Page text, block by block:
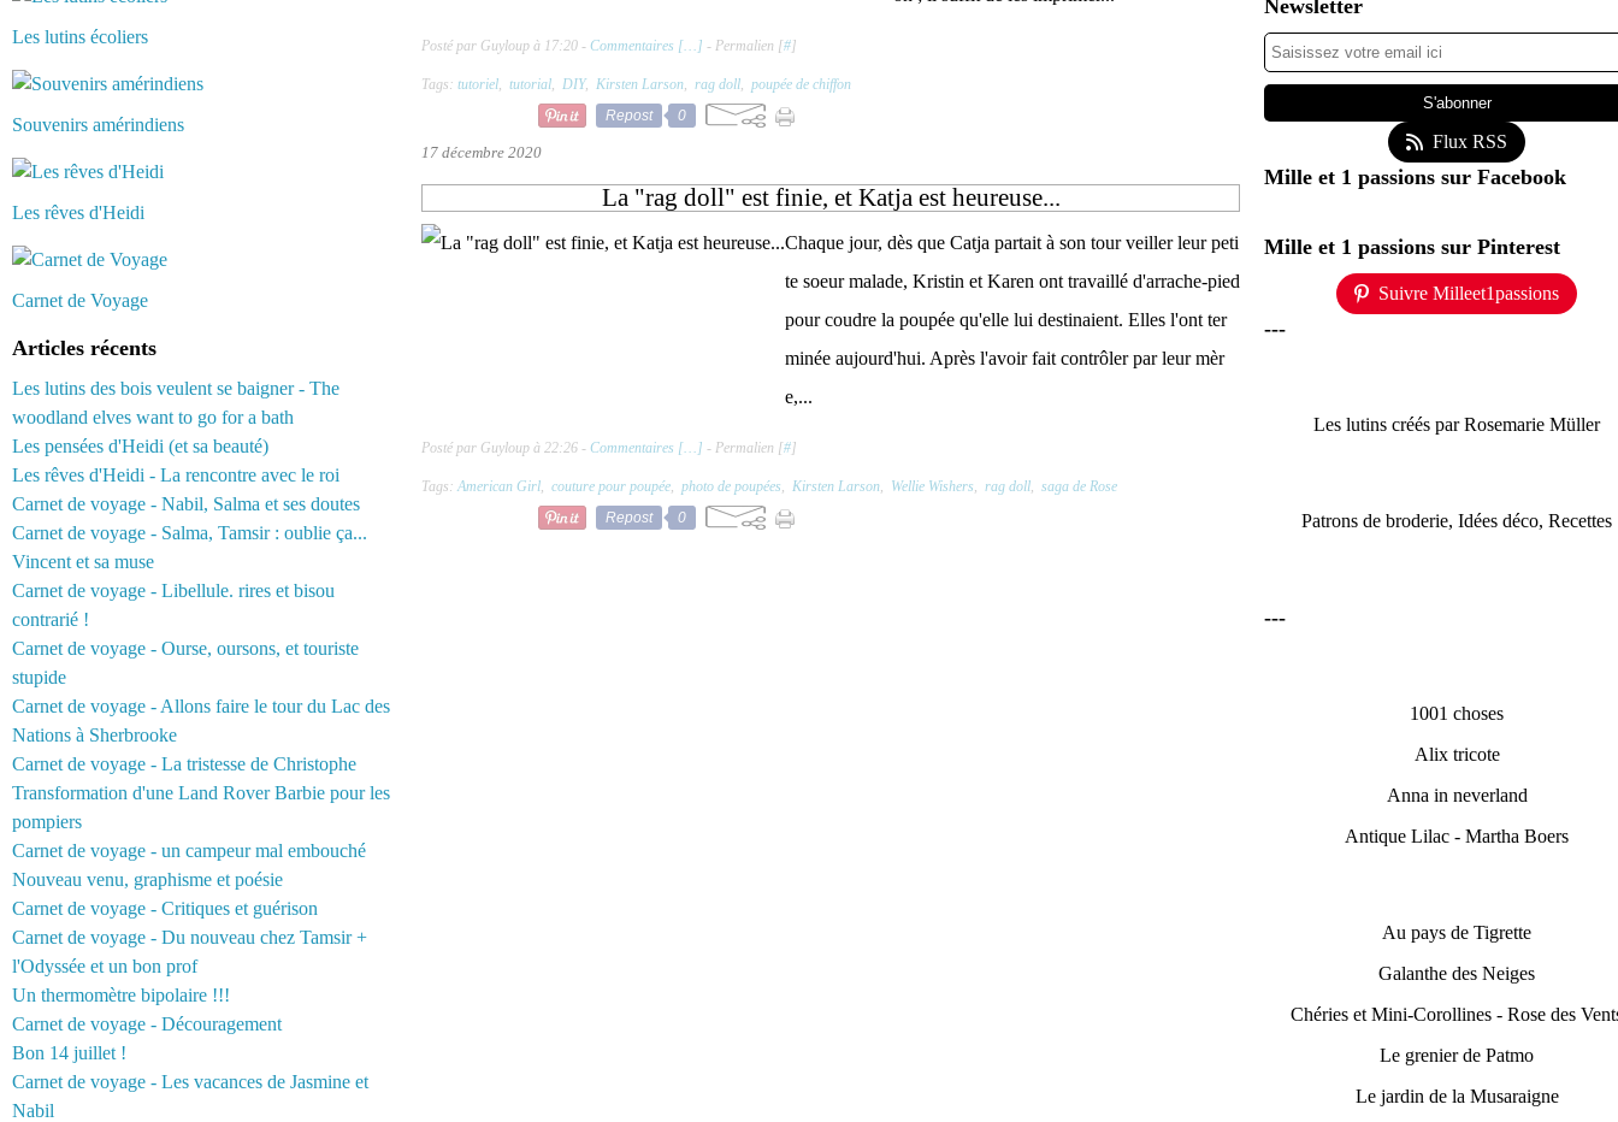
Les lutins écoliers
Souvenirs amérindiens
Les rêves d'Heidi
Carnet de Voyage
Articles récents
Les lutins des bois veulent se baigner - The
woodland elves want to go for a bath
Les pensées d'Heidi (et sa beauté)
Les rêves d'Heidi - La rencontre avec le roi
Carnet de voyage - Nabil, Salma et ses doutes
Carnet de voyage - Salma, Tamsir : oublie ça...
Vincent et sa muse
Carnet de voyage - Libellule. rires et bisou
contrarié !
Carnet de voyage - Ourse, oursons, et touriste
stupide
Carnet de voyage - Allons faire le tour du Lac des
Nations à Sherbrooke
Carnet de voyage - La tristesse de Christophe
Transformation d'une Land Rover Barbie pour les
pompiers
Carnet de voyage - un campeur mal embouché
Nouveau venu, graphisme et poésie
Carnet de voyage - Critiques et guérison
Carnet de voyage - Du nouveau chez Tamsir +
l'Odyssée et un bon prof
Un thermomètre bipolaire !!!
Carnet de voyage - Découragement
Bon 14 juillet !
Carnet de voyage - Les vacances de Jasmine et
Nabil
Posté par Guyloup à 17:20 - Commentaires [… ] - Permalien [#]
Tags: tutoriel, tutorial, DIY, Kirsten Larson, rag doll, poupée de chiffon
Repost
0
17 décembre 2020
La "rag doll" est finie, et Katja est heureuse...
Chaque jour, dès que Catja partait à son tour veiller leur peti
te soeur malade, Kristin et Karen ont travaillé d'arrache-pied
pour coudre la poupée qu'elle lui destinaient. Elles l'ont ter
minée aujourd'hui. Après l'avoir fait contrôler par leur mèr
e,...
Posté par Guyloup à 22:26 - Commentaires [… ] - Permalien [#]
Tags: American Girl, couture pour poupée, photo de poupées, Kirsten Larson, Wellie Wishers, rag doll, saga de Rose
Repost
0
Newsletter
Flux RSS
Mille et 1 passions sur Facebook
Mille et 1 passions sur Pinterest
Suivre Milleet1passions
---
Les lutins créés par Rosemarie Müller
Patrons de broderie, Idées déco, Recettes
---
1001 choses
Alix tricote
Anna in neverland
Antique Lilac - Martha Boers
Au pays de Tigrette
Galanthe des Neiges
Chéries et Mini-Corollines - Rose des
Le grenier de Patmo
Le jardin de la Musaraigne